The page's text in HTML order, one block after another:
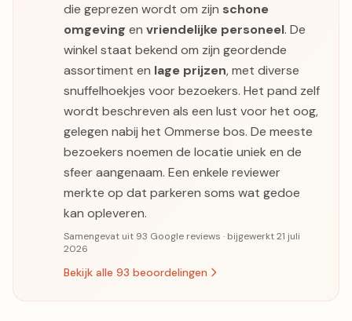
die geprezen wordt om zijn schone
omgeving en vriendelijke personeel. De
winkel staat bekend om zijn geordende
assortiment en lage prijzen, met diverse
snuffelhoekjes voor bezoekers. Het pand zelf
wordt beschreven als een lust voor het oog,
gelegen nabij het Ommerse bos. De meeste
bezoekers noemen de locatie uniek en de
sfeer aangenaam. Een enkele reviewer
merkte op dat parkeren soms wat gedoe
kan opleveren.
Samengevat uit 93 Google reviews · bijgewerkt 21 juli
2026
Bekijk alle 93 beoordelingen